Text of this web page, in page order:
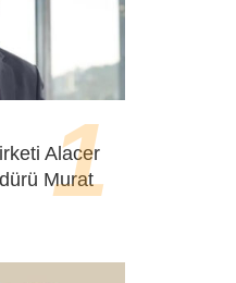
Alacer
Murat